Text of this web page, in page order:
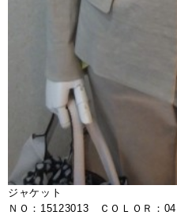
ジャケット
ＮＯ：15123013 ＣＯＬＯＲ：